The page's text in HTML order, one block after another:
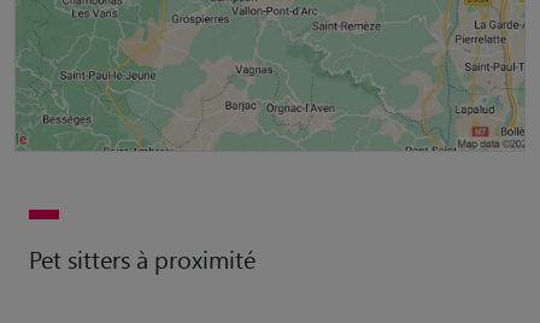
Pet sitters à proximité